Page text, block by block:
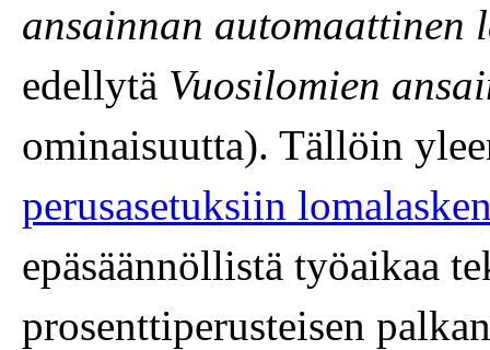
ansainnan automaattinen
edellytä Vuosilomien
ominaisuutta). Tällöin
perusasetuksiin
epäsäännöllistä työaikaa
prosenttiperusteisen